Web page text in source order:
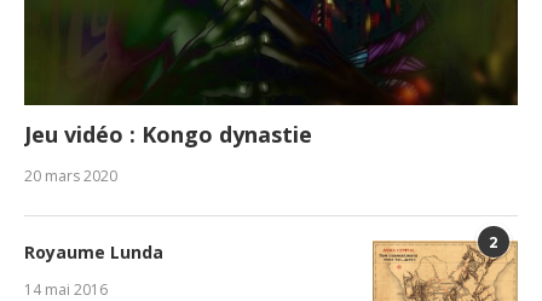
Jeu vidéo : Kongo dynastie
20 mars 2020
2
Royaume Lunda
14 mai 2016